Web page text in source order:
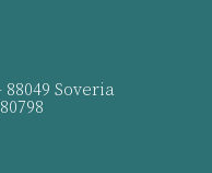
Soveria